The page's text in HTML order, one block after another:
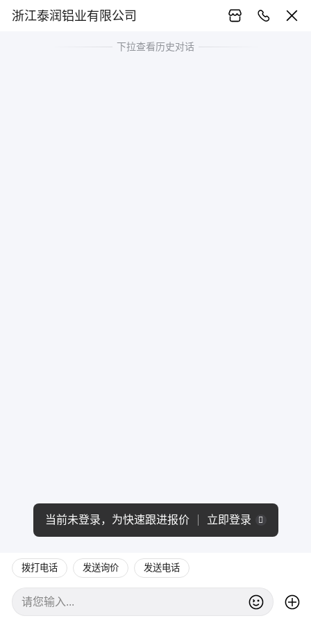
浙江泰润铝业有限公司
下拉查看历史对话
拨打电话 发送询价 发送电话
当前未登录，为快速跟进报价 立即登录